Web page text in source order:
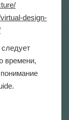
design-
времени,